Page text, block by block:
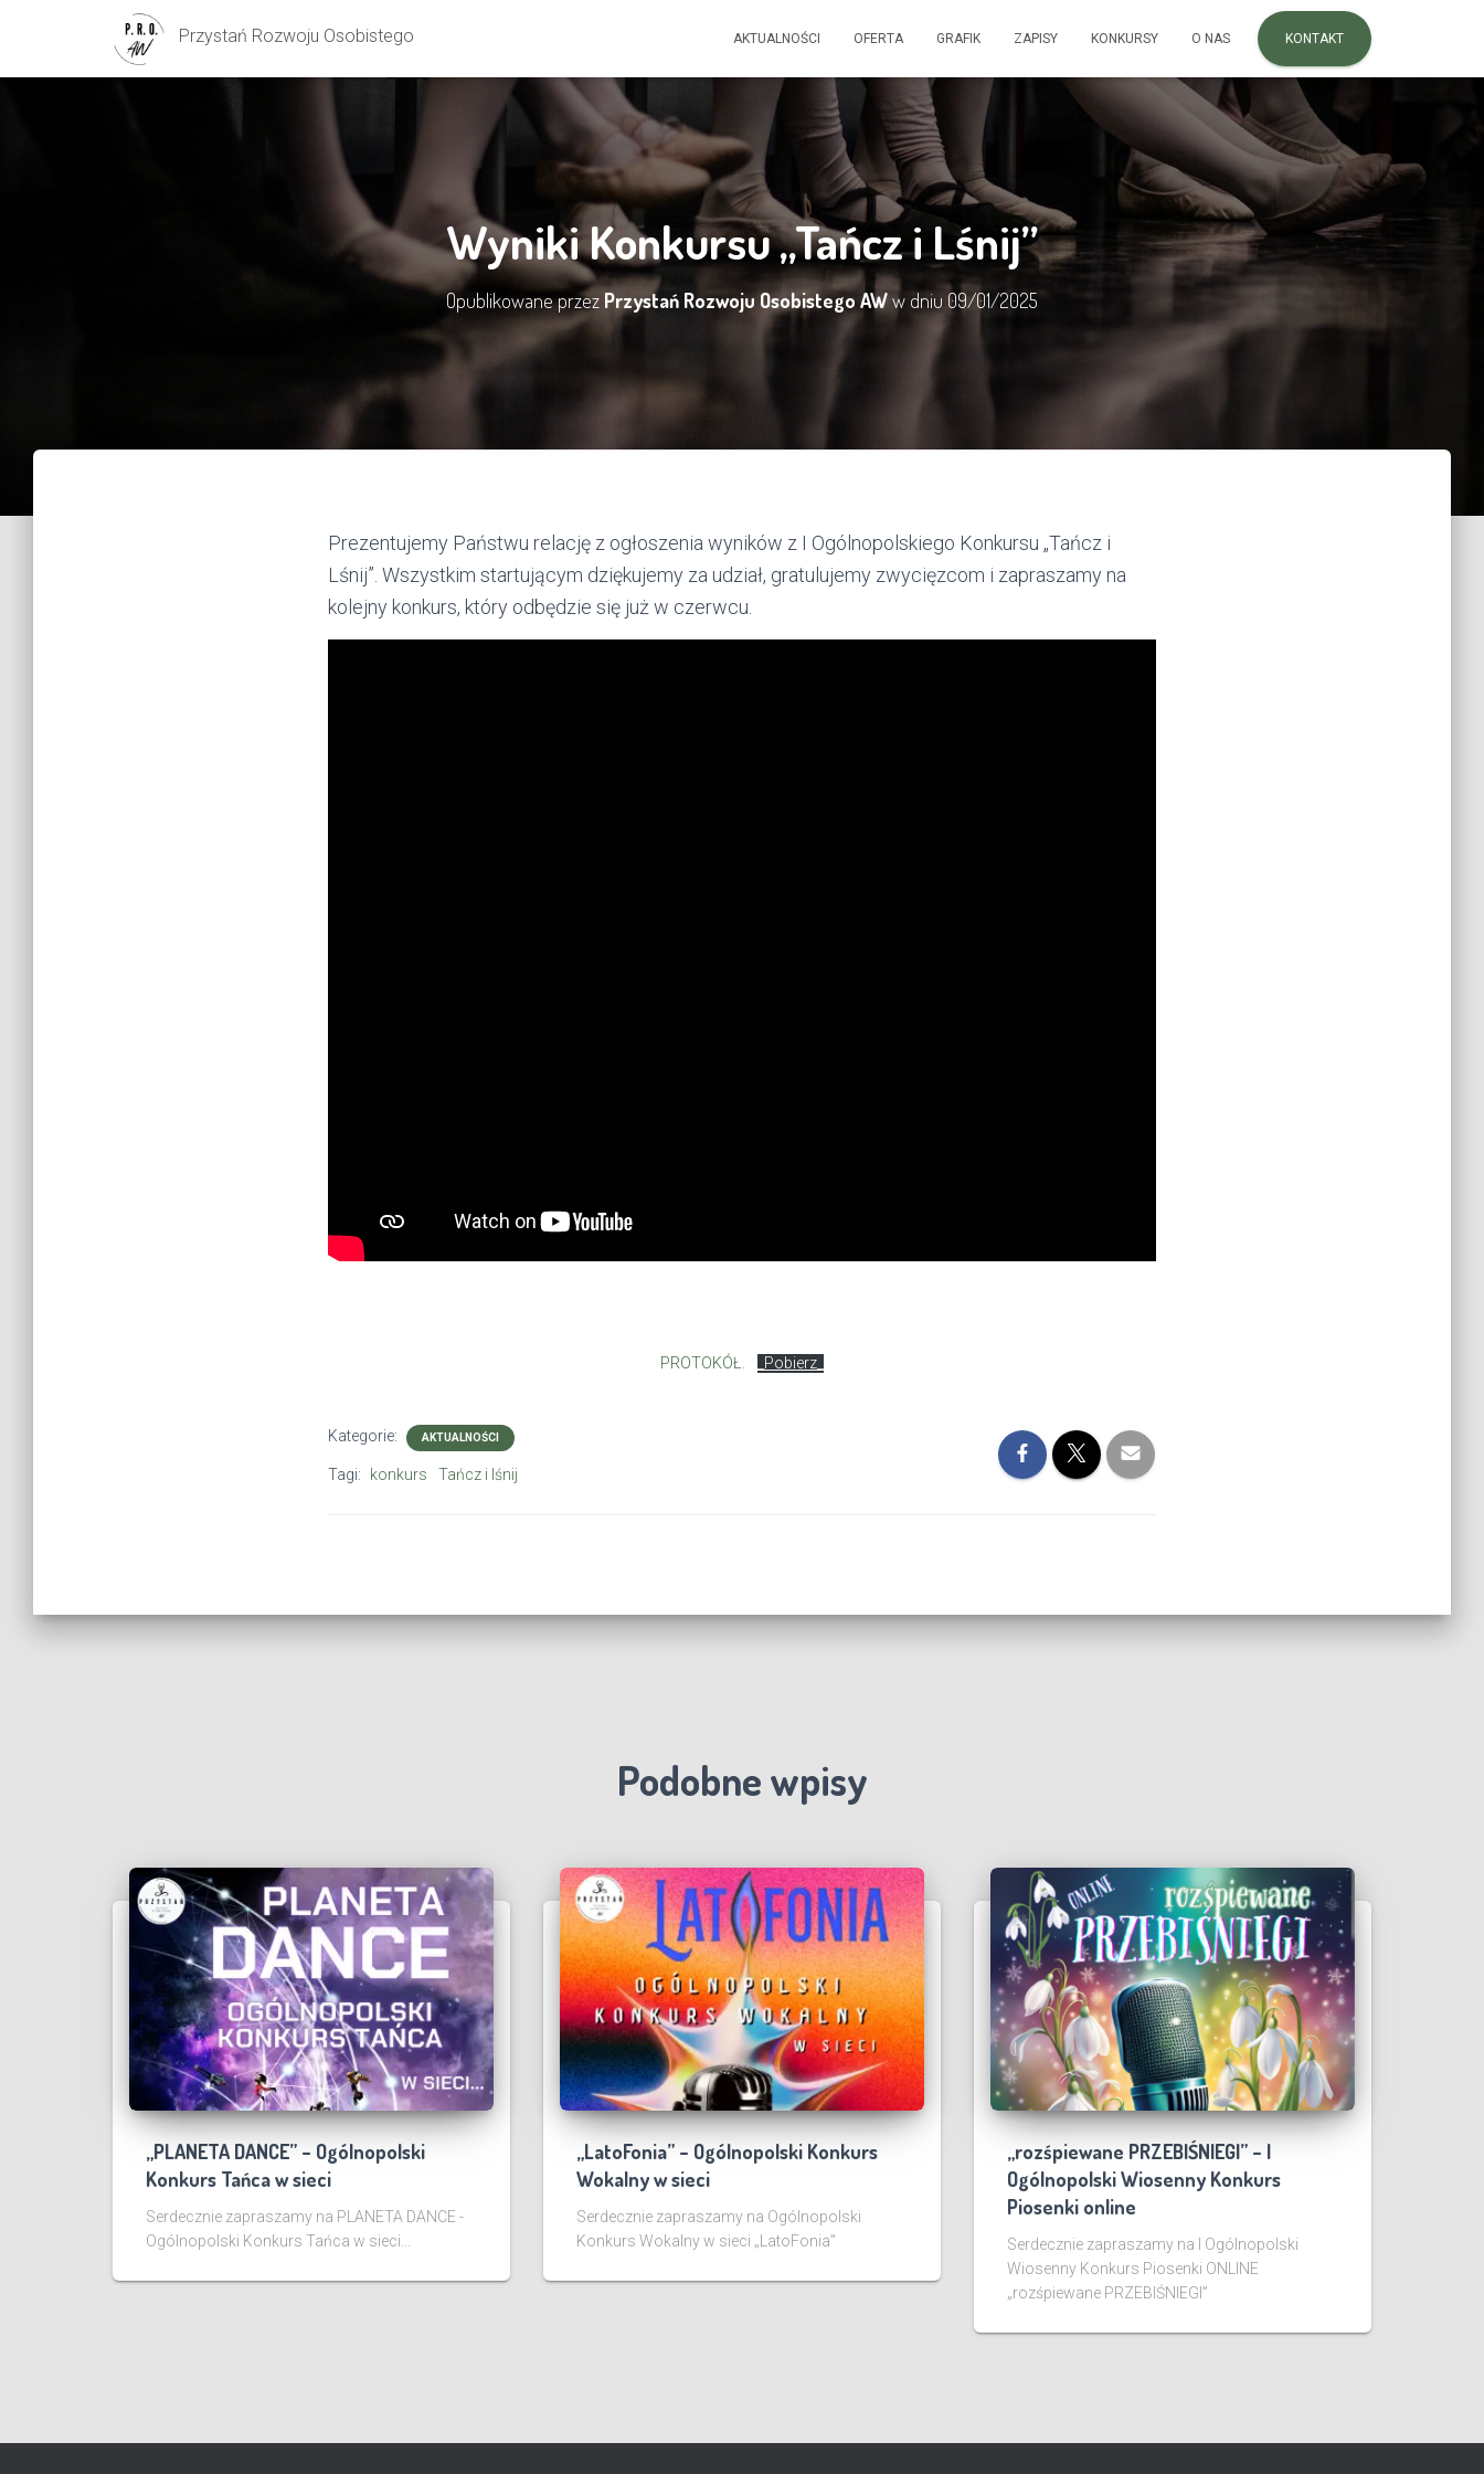
Przystań Rozwoju Osobistego AKTUALNOŚCI OFERTA GRAFIK ZAPISY KONKURSY O NAS KONTAKT
Wyniki Konkursu „Tańcz i Lśnij”
Opublikowane przez Przystań Rozwoju Osobistego AWw dniu 09/01/2025
Prezentujemy Państwu relację z ogłoszenia wyników z I Ogólnopolskiego Konkursu „Tańcz i
Lśnij”. Wszystkim startującym dziękujemy za udział, gratulujemy zwycięzcom i zapraszamy na
kolejny konkurs, który odbędzie się już w czerwcu.
PROTOKÓŁ. _Pobierz_
Kategorie: AKTUALNOŚCI
Tagi: konkurs Tańcz i lśnij
Podobne wpisy
„PLANETA DANCE” – Ogólnopolski
Konkurs Tańca w sieci
Serdecznie zapraszamy na PLANETA DANCE -
Ogólnopolski Konkurs Tańca w sieci...
„LatoFonia” – Ogólnopolski Konkurs
Wokalny w sieci
Serdecznie zapraszamy na Ogólnopolski
Konkurs Wokalny w sieci „LatoFonia”
„rozśpiewane PRZEBIŚNIEGI” – I
Ogólnopolski Wiosenny Konkurs
Piosenki online
Serdecznie zapraszamy na I Ogólnopolski
Wiosenny Konkurs Piosenki ONLINE
„rozśpiewane PRZEBIŚNIEGI”